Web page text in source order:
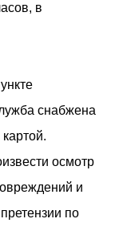
в
снабжена
осмотр
и
по